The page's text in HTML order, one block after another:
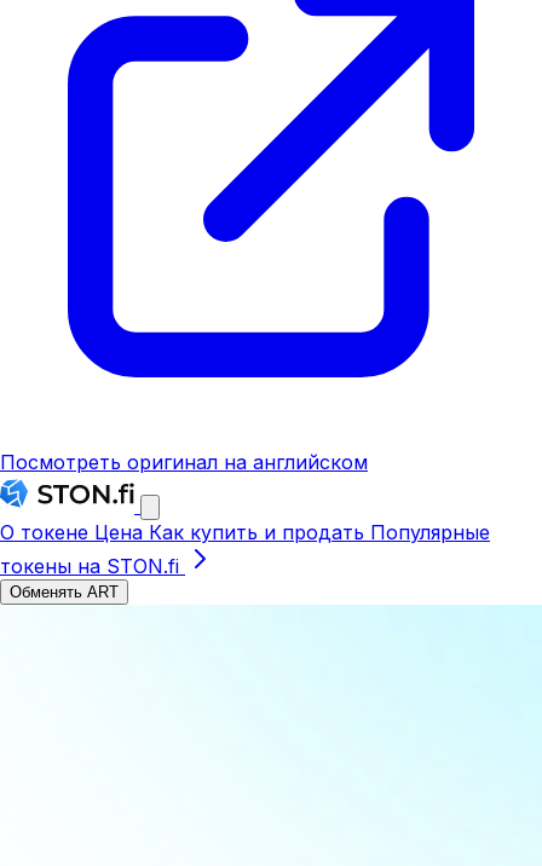
Посмотреть оригинал на английском
О токене Цена Как купить и продать Популярные
токены на STON.fi
Обменять ART